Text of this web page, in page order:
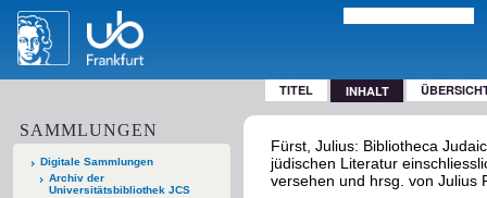
TITEL INHALT
SAMMLUNGEN
Digitale Sammlungen
Archiv der
Universitätsbibliothek JCS
Fürst, Julius: Bibliotheca
jüdischen Literatur
versehen und hrsg. von Julius